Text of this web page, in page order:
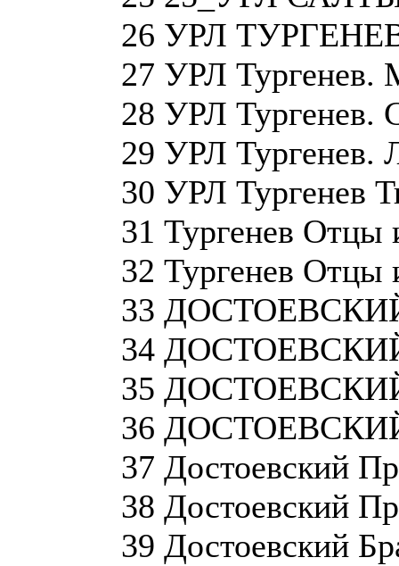
26 УРЛ
27 УРЛ Тургенев.
28 УРЛ Тургенев.
29 УРЛ Тургенев.
30 УРЛ Тургенев
31 Тургенев Отцы
32 Тургенев Отцы
33
34 ДОСТОЕВСКИЙ.
35 ДОСТОЕВСКИЙ
36 ДОСТОЕВСКИЙ.
37 Достоевский
38 Достоевский
39 Достоевский